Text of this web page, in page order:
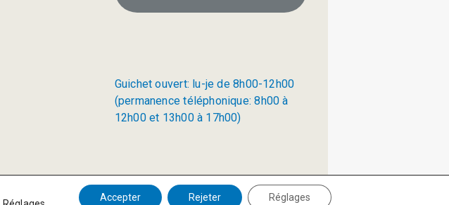
Guichet ouvert: lu-je de 8h00-12h00
(permanence téléphonique: 8h00 à
12h00 et 13h00 à 17h00)
Politique de confidentialité
Accepter Rejeter Réglages